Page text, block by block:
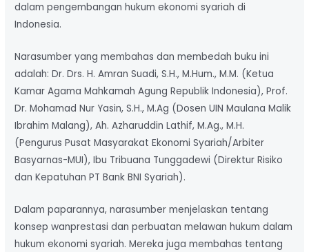
dalam pengembangan hukum ekonomi syariah di
Indonesia.
Narasumber yang membahas dan membedah buku ini
adalah: Dr. Drs. H. Amran Suadi, S.H., M.Hum., M.M. (Ketua
Kamar Agama Mahkamah Agung Republik Indonesia), Prof.
Dr. Mohamad Nur Yasin, S.H., M.Ag (Dosen UIN Maulana Malik
Ibrahim Malang), Ah. Azharuddin Lathif, M.Ag., M.H.
(Pengurus Pusat Masyarakat Ekonomi Syariah/Arbiter
Basyarnas-MUI), Ibu Tribuana Tunggadewi (Direktur Risiko
dan Kepatuhan PT Bank BNI Syariah).
Dalam paparannya, narasumber menjelaskan tentang
konsep wanprestasi dan perbuatan melawan hukum dalam
hukum ekonomi syariah. Mereka juga membahas tentang